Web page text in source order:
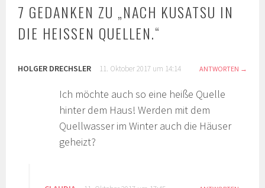
7 GEDANKEN ZU „NACH KUSATSU IN
DIE HEISSEN QUELLEN. “
HOLGER DRECHSLER 11. Oktober 2017 um 14:14 ANTWORTEN
Ich möchte auch so eine heiße Quelle
hinter dem Haus! Werden mit dem
Quellwasser im Winter auch die Häuser
geheizt?